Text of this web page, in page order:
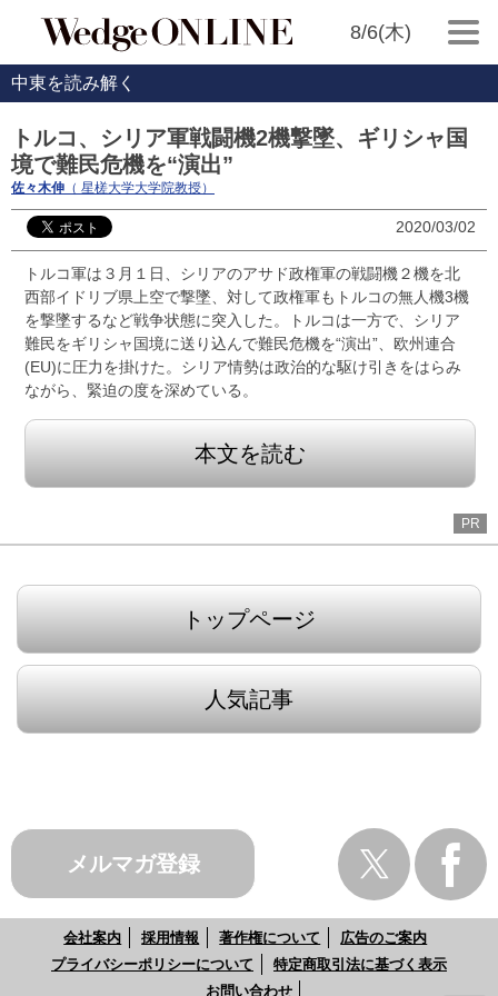
8/6(木)
中東を読み解く
トルコ、シリア軍戦闘機2機撃墜、ギリシャ国
境で難民危機を“演出”
佐々木伸 （ 星槎大学大学院教授）
2020/03/02
トルコ軍は３月１日、シリアのアサド政権軍の戦闘機２機を北
西部イドリブ県上空で撃墜、対して政権軍もトルコの無人機3機
を撃墜するなど戦争状態に突入した。トルコは一方で、シリア
難民をギリシャ国境に送り込んで難民危機を“演出”、欧州連合
(EU)に圧力を掛けた。シリア情勢は政治的な駆け引きをはらみ
ながら、緊迫の度を深めている。
本文を読む
PR
トップページ
人気記事
メルマガ登録
会社案内 採用情報 著作権について
広告のご案内
プライバシーポリシーについて
特定商取引法に基づく表示
お問い合わせ